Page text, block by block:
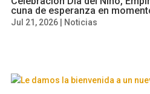
cuna de esperanza en
Jul 21, 2026 Noticias